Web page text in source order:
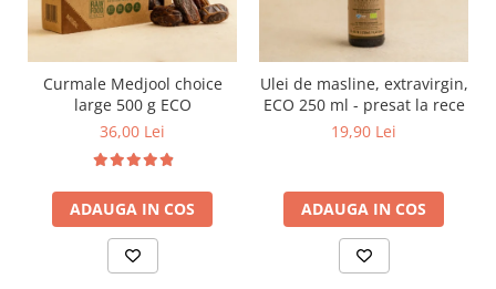
Curmale Medjool choice
large 500 g ECO
36,00 Lei
ADAUGA IN COS
Ulei de masline, extravirgin,
ECO 250 ml - presat la rece
19,90 Lei
ADAUGA IN COS